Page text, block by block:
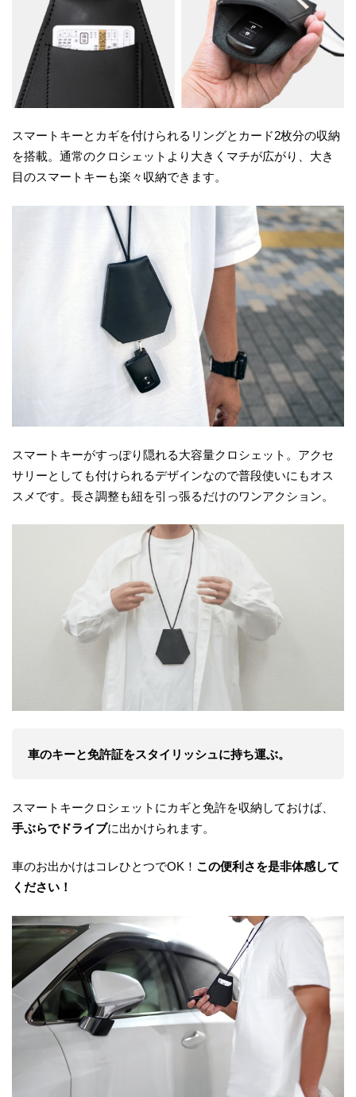
スマートキーとカギを付けられるリングとカード2枚分の収納
を搭載。通常のクロシェットより大きくマチが広がり、大き
目のスマートキーも楽々収納できます。
スマートキーがすっぽり隠れる大容量クロシェット。アクセ
サリーとしても付けられるデザインなので普段使いにもオス
スメです。長さ調整も紐を引っ張るだけのワンアクション。
車のキーと免許証をスタイリッシュに持ち運ぶ。
スマートキークロシェットにカギと免許を収納しておけば、
手ぶらでドライブに出かけられます。
車のお出かけはコレひとつでOK！ この便利さを是非体感して
ください！